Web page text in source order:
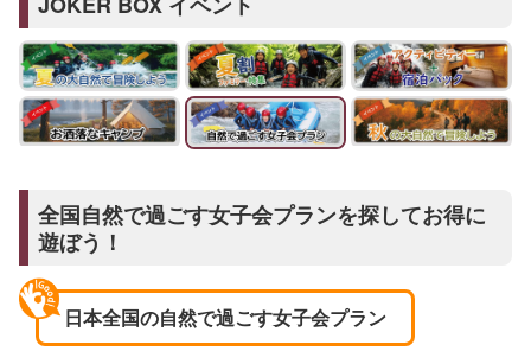
全国自然で過ごす女子会プランを探してお得に
遊ぼう！
日本全国の自然で過ごす女子会プラン